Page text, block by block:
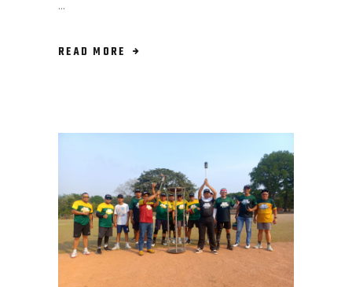
READ MORE